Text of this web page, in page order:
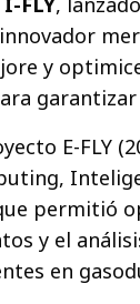
y
garantizar
E-FLY
permitió
y el
en